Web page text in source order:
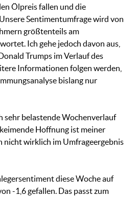
Ölpreis fallen und die
Sentimentumfrage wird von
größtenteils am
Ich gehe jedoch davon aus,
Trumps im Verlauf des
Informationen folgen werden,
bislang nur
sehr belastende Wochenverlauf
Hoffnung ist meiner
nicht wirklich im Umfrageergebnis
diese Woche auf
-1,6 gefallen. Das passt zum